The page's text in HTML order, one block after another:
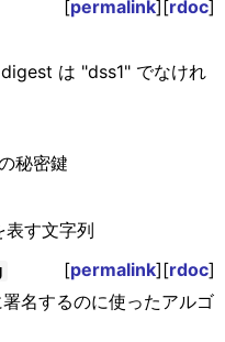
[permalink][rdoc]
は "dss1" でなけれ
秘密鍵
表す文字列
[permalink][rdoc]
名するのに使ったアルゴ